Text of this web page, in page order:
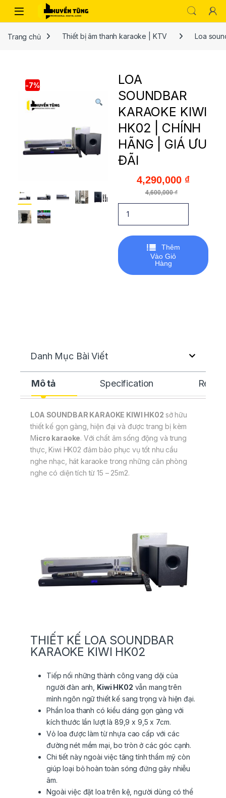
Trang chủ Thiết bị âm thanh karaoke | KTV Loa
-7%
LOA
SOUNDBAR
KARAOKE KIWI
HK02 | CHÍNH
HÃNG | GIÁ ƯU
ĐÃI
4,290,000 ₫
4,600,000₫
Thêm
Vào Giỏ
Hàng
Danh Mục Bài Viết
Mô tả Specification
LOA SOUNDBAR KARAOKE KIWI HK02 sở hữu
thiết kế gọn gàng, hiện đại và được trang bị kèm
Micro karaoke. Với chất âm sống động và trung
thực, Kiwi HK02 đảm bảo phục vụ tốt nhu cầu
nghe nhạc, hát karaoke trong những căn phòng
nghe có diện tích từ 15 – 25m2.
THIẾT KẾ LOA SOUNDBAR
KARAOKE KIWI HK02
Tiếp nối những thành công vang dội của
người đàn anh, Kiwi HK02 vẫn mang trên
mình ngôn ngữ thiết kế sang trọng và hiện đại.
Phần loa thanh có kiểu dáng gọn gàng với
kích thước lần lượt là 89,9 x 9,5 x 7cm.
Vỏ loa được làm từ nhựa cao cấp với các
đường nét mềm mại, bo tròn ở các góc cạnh.
Chi tiết này ngoài việc tăng tính thẩm mỹ còn
giúp loại bỏ hoàn toàn sóng đứng gây nhiễu
âm.
Ngoài việc đặt loa trên kệ, người dùng có thể